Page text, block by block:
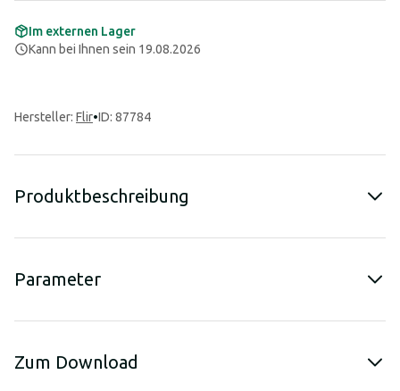
Im externen Lager
Kann bei Ihnen sein 19.08.2026
Hersteller: Flir•ID: 87784
Produktbeschreibung
Parameter
Zum Download